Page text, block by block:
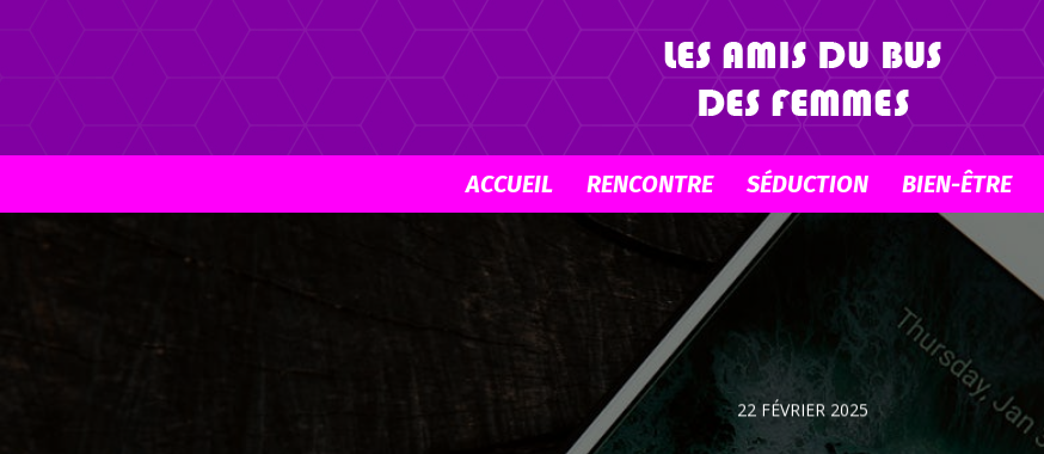
Lesamisdubusdesfemmes
ACCUEIL RENCONTRE SÉDUCTION BIEN-ÊTRE
22 FÉVRIER 2025